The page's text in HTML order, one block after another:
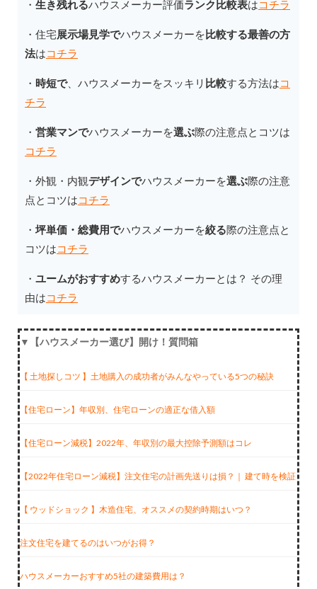
・ 生き残れるハウスメーカー評価ランク比較表はコチラ
・住宅展示場見学でハウスメーカーを 比較する最善の方
法はコチラ
・ 時短で、ハウスメーカーをスッキリ 比較する方法はコ
チラ
・ 営業マンでハウスメーカーを選ぶ際の注意点とコツは
コチラ
・外観・内観デザインでハウスメーカーを選ぶ際の注意
点とコツはコチラ
・坪単価・総費用でハウスメーカーを絞る際の注意点と
コツはコチラ
・ ユームがおすすめするハウスメーカーとは？ その理
由はコチラ
▼【ハウスメーカー選び】開け！質問箱
【 土地探しコツ 】土地購入の成功者がみんなやっている5つの秘訣
【住宅ローン】年収別、住宅ローンの適正な借入額
【住宅ローン減税】2022年、年収別の最大控除予測額はコレ
【2022年住宅ローン減税】注文住宅の計画先送りは損？｜ 建て時を検証
【 ウッドショック 】木造住宅、オススメの契約時期はいつ？
注文住宅を建てるのはいつがお得？
ハウスメーカーおすすめ5社の建築費用は？